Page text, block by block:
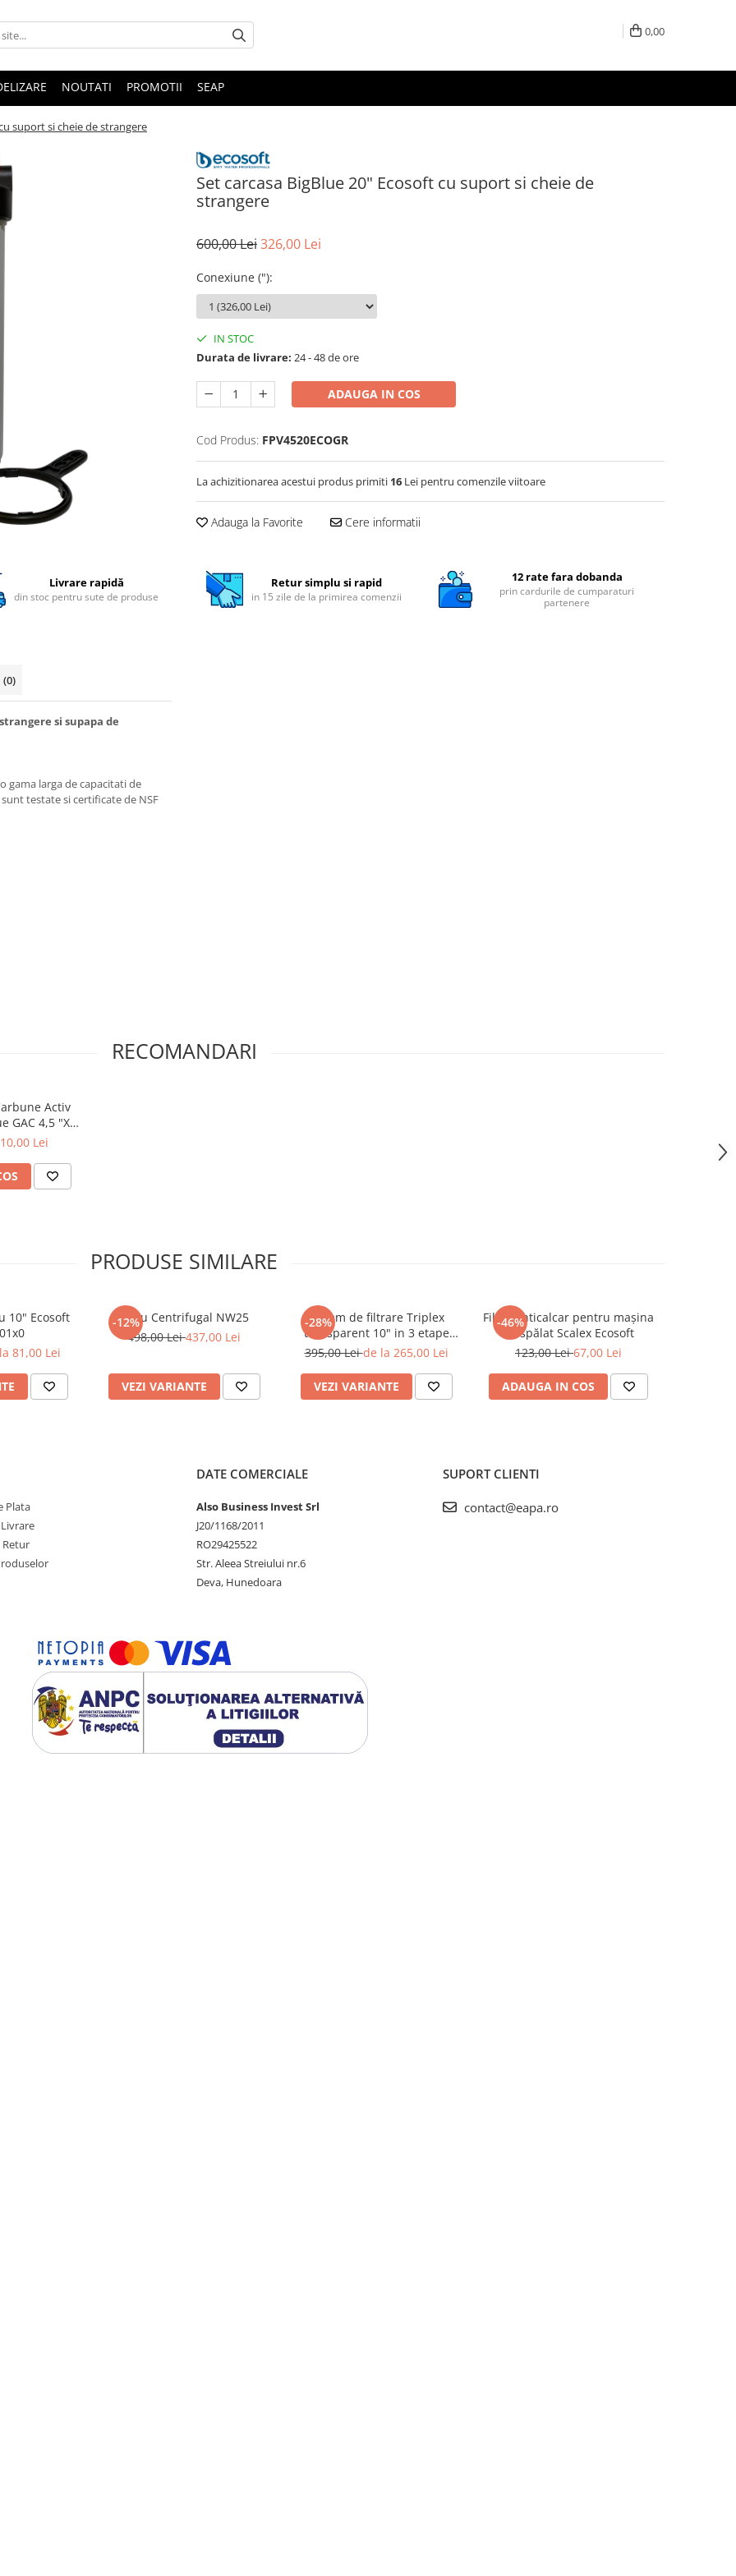
0,00
NOUTATI PROMOTII SEAP
suport si cheie de strangere
Set carcasa BigBlue 20" Ecosoft cu suport si cheie de
strangere
600,00 Lei326,00 Lei
Conexiune ("):
IN STOC
Durata de livrare: 24 - 48 de ore
ADAUGA IN COS
Cod Produs: FPV4520ECOGR
La achizitionarea acestui produs primiti 16 Lei pentru comenzile viitoare
Adauga la Favorite Cere informatii
Livrare rapidă
din stoc pentru sute de produse
Retur simplu si rapid
in 15 zile de la primirea comenzii
12 rate fara dobanda
prin cardurile de cumparaturi
partenere
(0)
si supapa de
gama larga de capacitati de
testate si certificate de NSF
RECOMANDARI
Activ
GAC 4,5 "X
Lei
PRODUSE SIMILARE
10" Ecosoft
81,00 Lei
-12%
Filtru Centrifugal NW25
498,00 Lei437,00 Lei
VEZI VARIANTE
-28%
Sistem de filtrare Triplex
transparent 10" in 3 etape
Aquafilter FHPRCLx-3B-TRIPLE
395,00 Leide la 265,00 Lei
VEZI VARIANTE
-46%
Filtru anticalcar pentru mașina
de spălat Scalex Ecosoft
123,00 Lei67,00 Lei
ADAUGA IN COS
Plata
Retur
DATE COMERCIALE
Also Business Invest Srl
J20/1168/2011
RO29425522
Str. Aleea Streiului nr.6
Deva, Hunedoara
SUPORT CLIENTI
contact@eapa.ro